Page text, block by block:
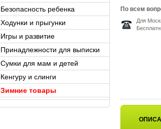
Безопасность ребенка
Ходунки и прыгунки
Игры и развитие
Принадлежности для выписки
Сумки для мам и детей
Кенгуру и слинги
Зимние товары
По всем
Для